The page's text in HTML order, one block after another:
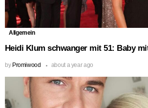
Allgemein
Heidi Klum schwanger mit 51: Baby
by Promiwood about a year ago